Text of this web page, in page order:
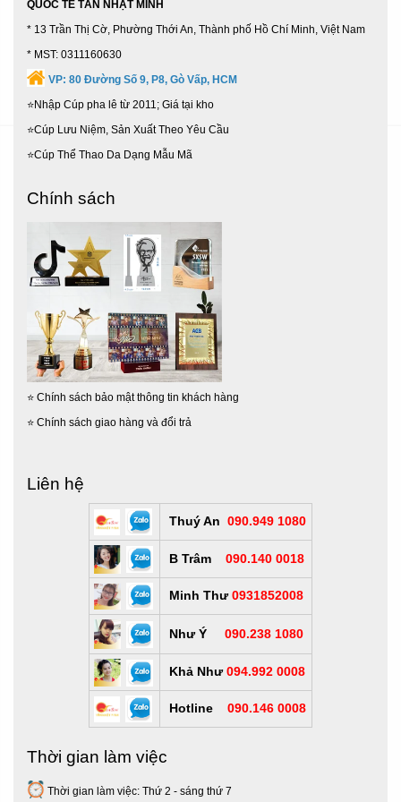
Nhà Bè, 63 Tỉnh Thành...
QUỐC TẾ TÂN NHẬT MINH
* 13 Trần Thị Cờ, Phường Thới An, Thành phố Hồ Chí Minh, Việt Nam
* MST: 0311160630
VP: 80 Đường Số 9, P8, Gò Vấp, HCM
⭐Nhập Cúp pha lê từ 2011; Giá tại kho
⭐Cúp Lưu Niệm, Sản Xuất Theo Yêu Cầu
⭐Cúp Thể Thao Da Dạng Mẫu Mã
Chính sách
⭐ Chính sách bảo mật thông tin khách hàng
⭐ Chính sách giao hàng và đổi trả
Liên hệ
Thuý An 090.949 1080
B Trâm 090.140 0018
Minh Thư 0931852008
Như Ý 090.238 1080
Khả Như 094.992 0008
Hotline 090.146 0008
Thời gian làm việc
Thời gian làm việc: Thứ 2 - sáng thứ 7